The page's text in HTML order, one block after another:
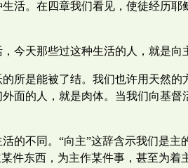
活。在四章我们看见，使徒经历耶
今天那些过这种生活的人，就是向
所是能被了结。我们也许用天然的
面的人，就是肉体。当我们向基督
的不同。“向主”这辞含示我们是主
件东西，为主作某件事，甚至为着